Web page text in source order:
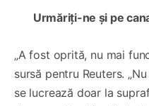
Urmăriți-ne și pe
„A fost oprită, nu mai
sursă pentru Reuters.
se lucrează doar la